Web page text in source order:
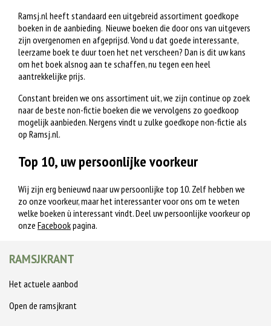
Ramsj.nl heeft standaard een uitgebreid assortiment goedkope
boeken in de aanbieding. Nieuwe boeken die door ons van uitgevers
zijn overgenomen en afgeprijsd. Vond u dat goede interessante,
leerzame boek te duur toen het net verscheen? Dan is dit uw kans
om het boek alsnog aan te schaffen, nu tegen een heel
aantrekkelijke prijs.
Constant breiden we ons assortiment uit, we zijn continue op zoek
naar de beste non-fictie boeken die we vervolgens zo goedkoop
mogelijk aanbieden. Nergens vindt u zulke goedkope non-fictie als
op Ramsj.nl.
Top 10, uw persoonlijke voorkeur
Wij zijn erg benieuwd naar uw persoonlijke top 10. Zelf hebben we
zo onze voorkeur, maar het interessanter voor ons om te weten
welke boeken ù interessant vindt. Deel uw persoonlijke voorkeur op
onze Facebookpagina.
RAMSJKRANT
Het actuele aanbod
Open de ramsjkrant